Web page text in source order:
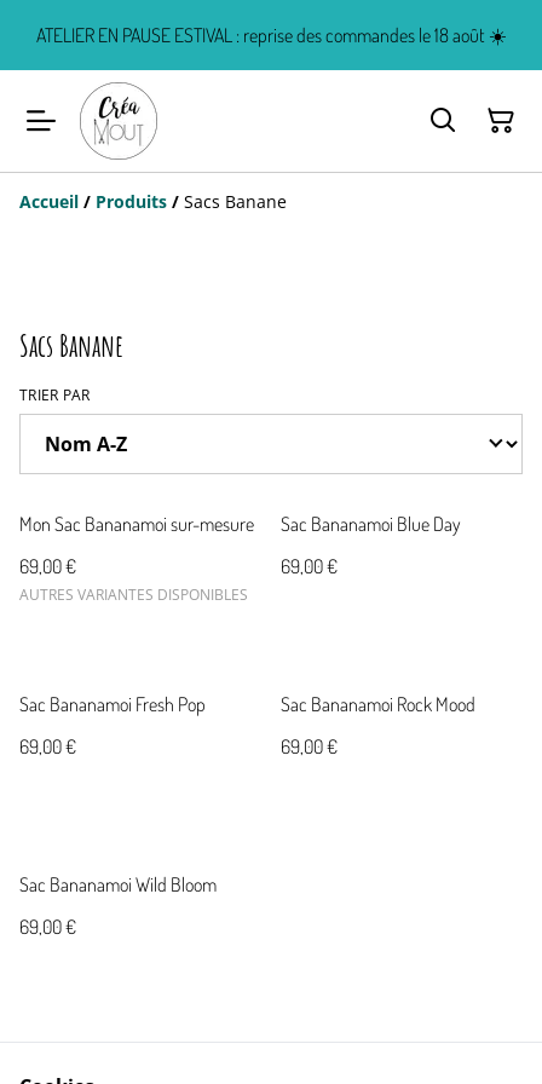
ATELIER EN PAUSE ESTIVAL : reprise des commandes le 18 août ☀️
Accueil / Produits / Sacs Banane
Sacs Banane
TRIER PAR
Mon Sac Bananamoi sur-mesure
69,00 €
AUTRES VARIANTES DISPONIBLES
Sac Bananamoi Blue Day
69,00 €
Sac Bananamoi Fresh Pop
69,00 €
Sac Bananamoi Rock Mood
69,00 €
Sac Bananamoi Wild Bloom
69,00 €